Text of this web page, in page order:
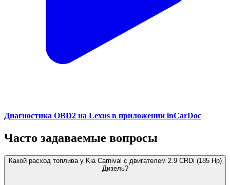
Диагностика OBD2 на Lexus в приложении inCarDoc
Часто задаваемые вопросы
Какой расход топлива у Kia Carnival с двигателем 2.9 CRDi (185 Hp)
Дизель?